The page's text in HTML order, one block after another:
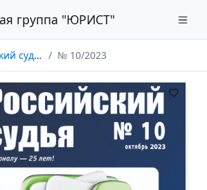
группа "ЮРИСТ"
судья № 10/2023